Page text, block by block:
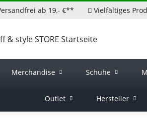
ab 19,- €** Vielfältiges
Merchandise Schuhe
Outlet Hersteller